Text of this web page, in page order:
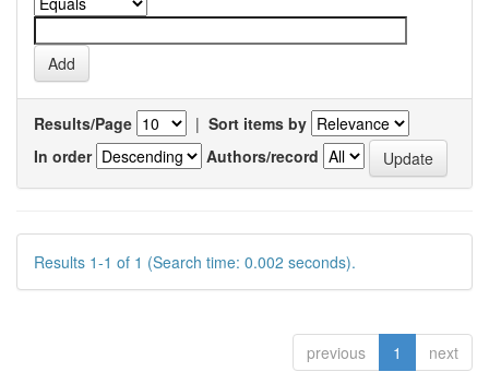
Results/Page | Sort items by
In order
Authors/record
Results 1-1 of 1 (Search time: 0.002 seconds).
previous 1 next